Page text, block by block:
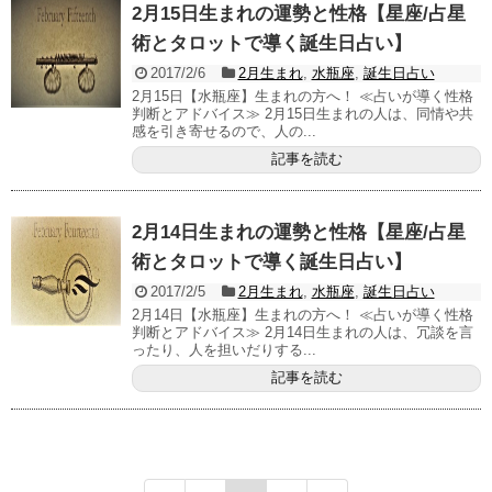
2月15日生まれの運勢と性格【星座/占星
術とタロットで導く誕生日占い】
2017/2/6 2月生まれ, 水瓶座, 誕生日占い
2月15日【水瓶座】生まれの方へ！ ≪占いが導く性格
判断とアドバイス≫ 2月15日生まれの人は、同情や共
感を引き寄せるので、人の...
記事を読む
2月14日生まれの運勢と性格【星座/占星
術とタロットで導く誕生日占い】
2017/2/5 2月生まれ, 水瓶座, 誕生日占い
2月14日【水瓶座】生まれの方へ！ ≪占いが導く性格
判断とアドバイス≫ 2月14日生まれの人は、冗談を言
ったり、人を担いだりする...
記事を読む